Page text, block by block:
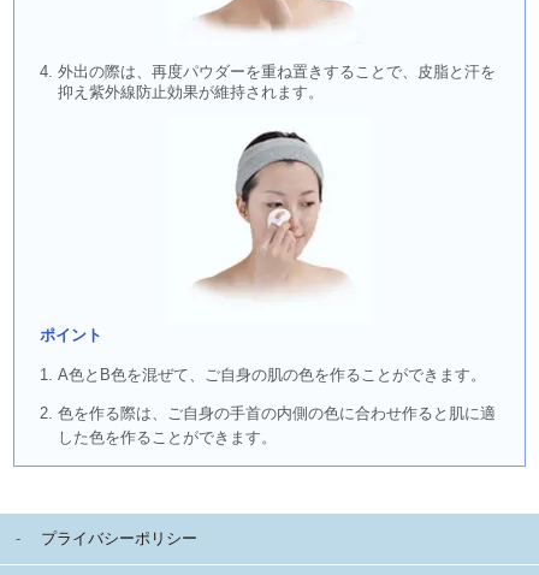
外出の際は、再度パウダーを重ね置きすることで、皮脂と汗を
抑え紫外線防止効果が維持されます。
ポイント
A色とB色を混ぜて、ご自身の肌の色を作ることができます。
色を作る際は、ご自身の手首の内側の色に合わせ作ると肌に適
した色を作ることができます。
プライバシーポリシー